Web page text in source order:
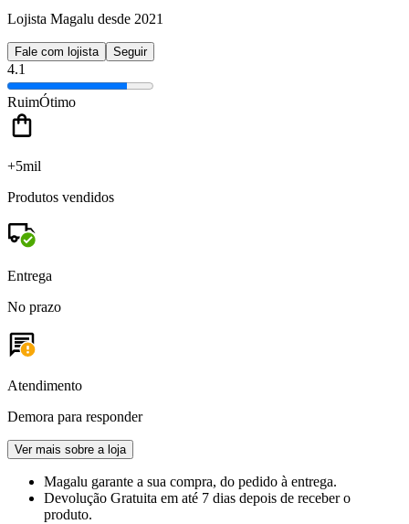
Lojista Magalu desde 2021
Fale com lojista Seguir
4.1
RuimÓtimo
+5mil
Produtos vendidos
Entrega
No prazo
Atendimento
Demora para responder
Ver mais sobre a loja
Magalu garante a sua compra, do pedido à entrega.
Devolução Gratuita em até 7 dias depois de receber o
produto.